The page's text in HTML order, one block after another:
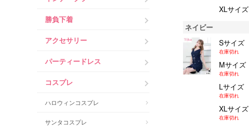
勝負下着
アクセサリー
パーティードレス
コスプレ
ハロウィンコスプレ
サンタコスプレ
XLサイズ
ネイビー
Sサイズ
在庫切れ
Mサイズ
在庫切れ
Lサイズ
在庫切れ
XLサイズ
在庫切れ